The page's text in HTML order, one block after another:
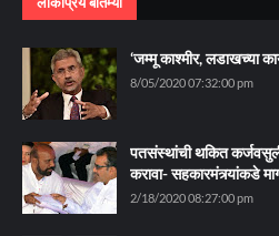
‘जम्मू काश्मीर, लडाखच्या
8/05/2020 07:32:00 pm
पतसंस्थांची थकित कर्जवसुली
करावा- सहकारमंत्र्यांकडे
2/18/2020 08:27:00 pm